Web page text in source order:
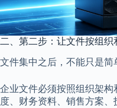
二、第二步：让文件按组织
文件集中之后，不能只是简
企业文件必须按照组织架构
度、财务资料、销售方案